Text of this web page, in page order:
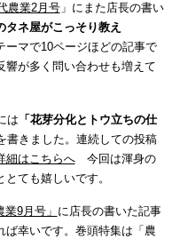
農業2月号」にまた店長の書い
タネ屋がこっそり教え
ーマで10ページほどの記事で
響が多く問い合わせも増えて
は 「花芽分化とトウ立ちの仕
書きました。連続しての投稿
細はこちらへ今回は渾身の
ても嬉しいです。
9月号」 に店長の書いた記事
ば幸いです。巻頭特集は「農